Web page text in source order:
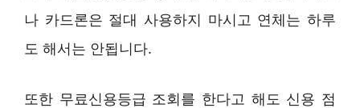
나 카드론은 절대 사용하지 마시고 연체는 하루
도 해서는 안됩니다.
또한 무료신용등급 조회를 한다고 해도 신용 점